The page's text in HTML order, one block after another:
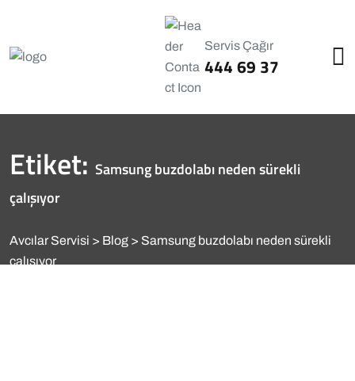
Servis Çağır
444 69 37
Etiket: Samsung buzdolabı neden sürekli
çalışıyor
Avcılar Servisi Blog
Samsung buzdolabı neden sürekli
çalışıyor